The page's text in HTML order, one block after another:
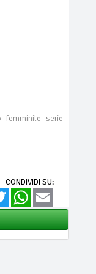
serie
CONDIVIDI SU:
Twitter WhatsApp